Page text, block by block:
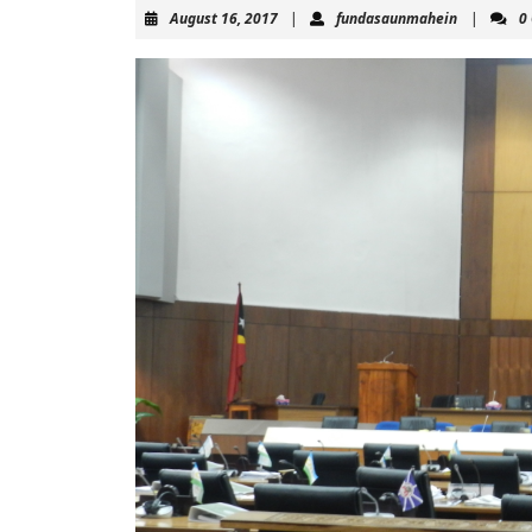
August 16, 2017August
2017
| fundasaunmahein | 0